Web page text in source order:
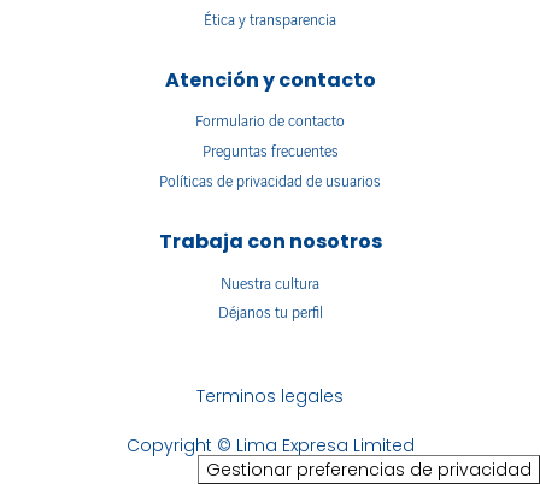
Ética y transparencia
Atención y contacto
Formulario de contacto
Preguntas frecuentes
Políticas de privacidad de usuarios
Trabaja con nosotros
Nuestra cultura
Déjanos tu perfil
Terminos legales
Copyright © Lima Expresa Limited
Gestionar preferencias de privacidad